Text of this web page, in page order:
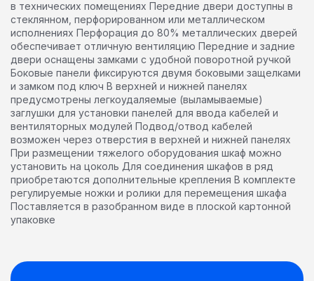
в технических помещениях Передние двери доступны в
стеклянном, перфорированном или металлическом
исполнениях Перфорация до 80% металлических дверей
обеспечивает отличную вентиляцию Передние и задние
двери оснащены замками с удобной поворотной ручкой
Боковые панели фиксируются двумя боковыми защелками
и замком под ключ В верхней и нижней панелях
предусмотрены легкоудаляемые (выламываемые)
заглушки для установки панелей для ввода кабелей и
вентиляторных модулей Подвод/отвод кабелей
возможен через отверстия в верхней и нижней панелях
При размещении тяжелого оборудования шкаф можно
установить на цоколь Для соединения шкафов в ряд
приобретаются дополнительные крепления В комплекте
регулируемые ножки и ролики для перемещения шкафа
Поставляется в разобранном виде в плоской картонной
упаковке